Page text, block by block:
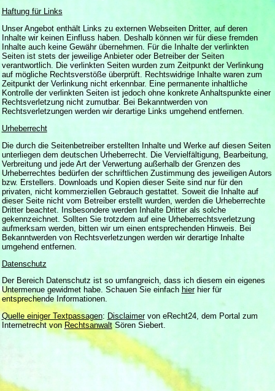
Haftung für Links
Unser Angebot enthält Links zu externen Webseiten Dritter, auf deren
Inhalte wir keinen Einfluss haben. Deshalb können wir für diese fremden
Inhalte auch keine Gewähr übernehmen. Für die Inhalte der verlinkten
Seiten ist stets der jeweilige Anbieter oder Betreiber der Seiten
verantwortlich. Die verlinkten Seiten wurden zum Zeitpunkt der Verlinkung
auf mögliche Rechtsverstöße überprüft. Rechtswidrige Inhalte waren zum
Zeitpunkt der Verlinkung nicht erkennbar. Eine permanente inhaltliche
Kontrolle der verlinkten Seiten ist jedoch ohne konkrete Anhaltspunkte einer
Rechtsverletzung nicht zumutbar. Bei Bekanntwerden von
Rechtsverletzungen werden wir derartige Links umgehend entfernen.
Urheberrecht
Die durch die Seitenbetreiber erstellten Inhalte und Werke auf diesen Seiten
unterliegen dem deutschen Urheberrecht. Die Vervielfältigung, Bearbeitung,
Verbreitung und jede Art der Verwertung außerhalb der Grenzen des
Urheberrechtes bedürfen der schriftlichen Zustimmung des jeweiligen Autors
bzw. Erstellers. Downloads und Kopien dieser Seite sind nur für den
privaten, nicht kommerziellen Gebrauch gestattet. Soweit die Inhalte auf
dieser Seite nicht vom Betreiber erstellt wurden, werden die Urheberrechte
Dritter beachtet. Insbesondere werden Inhalte Dritter als solche
gekennzeichnet. Sollten Sie trotzdem auf eine Urheberrechtsverletzung
aufmerksam werden, bitten wir um einen entsprechenden Hinweis. Bei
Bekanntwerden von Rechtsverletzungen werden wir derartige Inhalte
umgehend entfernen.
Datenschutz
Der Bereich Datenschutz ist so umfangreich, dass ich diesem ein eigenes
Untermenue gewidmet habe. Schauen Sie einfach hierhier für
entsprechende Informationen.
Quelle einiger Textpassagen: Disclaimervon eRecht24, dem Portal zum
Internetrecht vonRechtsanwaltSören Siebert.